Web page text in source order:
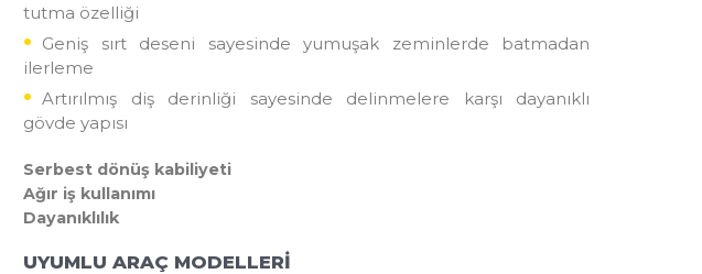
tutma özelliği
Geniş sırt deseni sayesinde yumuşak zeminlerde batmadan
ilerleme
Artırılmış diş derinliği sayesinde delinmelere karşı dayanıklı
gövde yapısı
Serbest dönüş kabiliyeti
Ağır iş kullanımı
Dayanıklılık
UYUMLU ARAÇ MODELLERİ